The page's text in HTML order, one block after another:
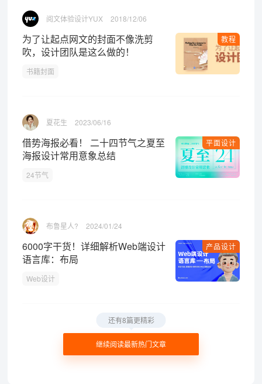
阅文体验设计YUX 2018/12/06
教程
为了让起点网文的封面不像洗剪
吹，设计团队是这么做的！
书籍封面
夏花生 2023/06/16
平面设计
借势海报必看！ 二十四节气之夏至
海报设计常用意象总结
24节气
布鲁星人? 2024/01/24
产品设计
6000字干货！详细解析Web端设计
语言库：布局
Web设计
继续阅读最新热门文章
还有8篇更精彩